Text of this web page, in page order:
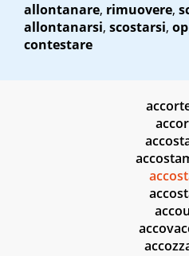
allontanare, rimuovere,
allontanarsi, scostarsi,
contestare